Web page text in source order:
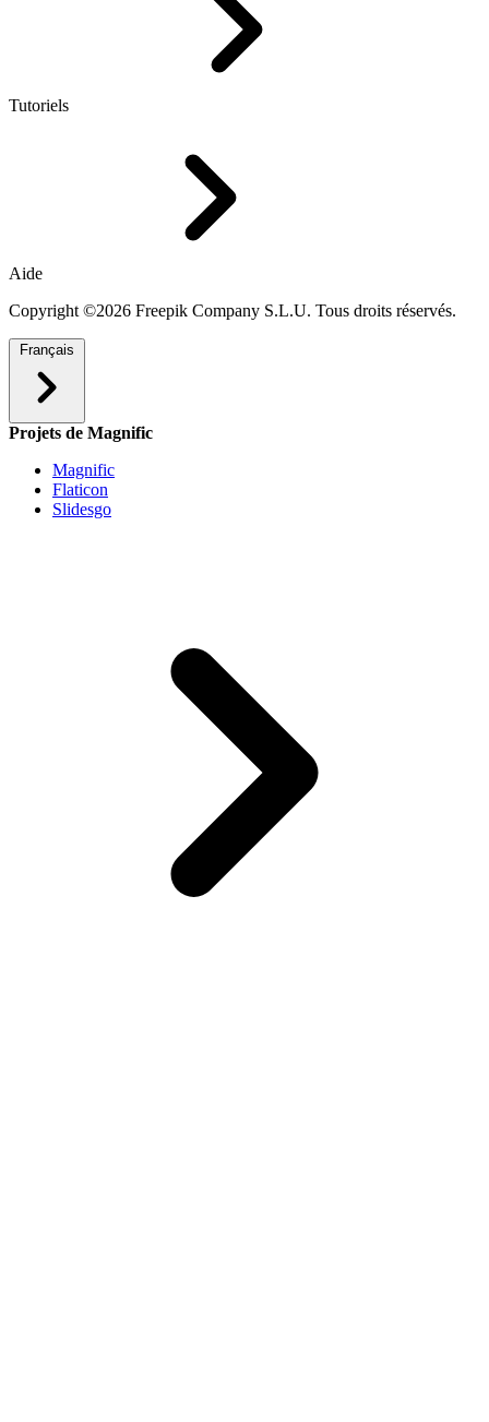
Tutoriels
Aide
Copyright ©2026 Freepik Company S.L.U. Tous droits réservés.
Français
Projets de Magnific
Magnific
Flaticon
Slidesgo